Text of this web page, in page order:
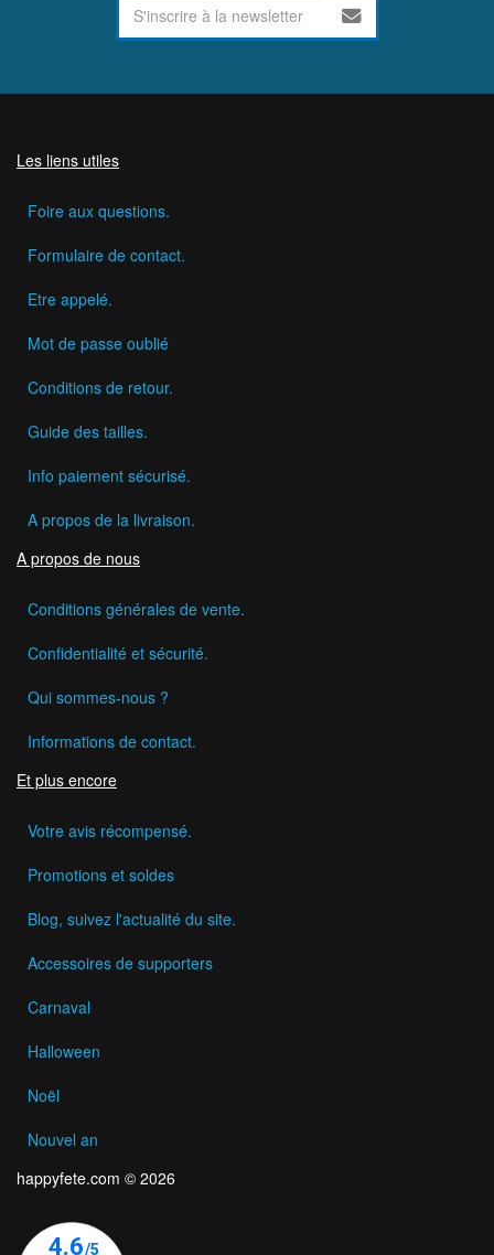
Les liens utiles
Foire aux questions.
Formulaire de contact.
Etre appelé.
Mot de passe oublié
Conditions de retour.
Guide des tailles.
Info paiement sécurisé.
A propos de la livraison.
A propos de nous
Conditions générales de vente.
Confidentialité et sécurité.
Qui sommes-nous ?
Informations de contact.
Et plus encore
Votre avis récompensé.
Promotions et soldes
Blog, suivez l'actualité du site.
Accessoires de supporters
Carnaval
Halloween
Noël
Nouvel an
happyfete.com © 2026